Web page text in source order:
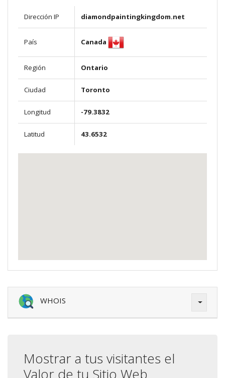
Dirección IP diamondpaintingkingdom.net
País Canada
Región Ontario
Ciudad Toronto
Longitud -79.3832
Latitud 43.6532
WHOIS
Mostrar a tus visitantes el
Valor de tu Sitio Web